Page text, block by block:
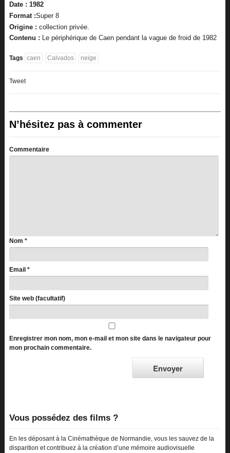
Date : 1982
Format :Super 8
Origine : collection privée.
Contenu : Le périphérique de Caen pendant la vague de froid de 1982
Tags caen Calvados neige
Tweet
N’hésitez pas à commenter
Commentaire
Nom *
Email *
Site web (facultatif)
Enregistrer mon nom, mon e-mail et mon site dans le navigateur pour
mon prochain commentaire.
Vous possédez des films ?
En les déposant à la Cinémathèque de Normandie, vous les sauvez de la
disparition et contribuez à la création d’une mémoire audiovisuelle